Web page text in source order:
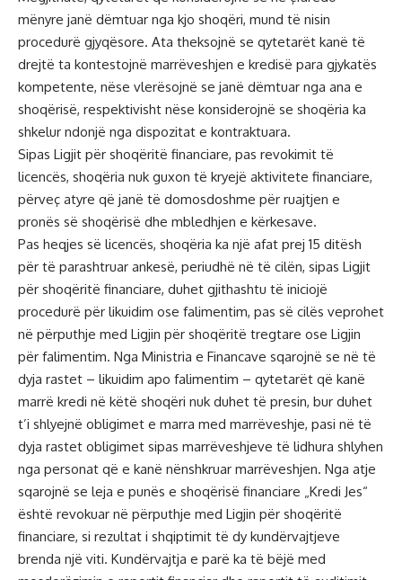
mënyre janë dëmtuar nga kjo shoqëri, mund të nisin
procedurë gjyqësore. Ata theksojnë se qytetarët kanë të
drejtë ta kontestojnë marrëveshjen e kredisë para gjykatës
kompetente, nëse vlerësojnë se janë dëmtuar nga ana e
shoqërisë, respektivisht nëse konsiderojnë se shoqëria ka
shkelur ndonjë nga dispozitat e kontraktuara.
Sipas Ligjit për shoqëritë financiare, pas revokimit të
licencës, shoqëria nuk guxon të kryejë aktivitete financiare,
përveç atyre që janë të domosdoshme për ruajtjen e
pronës së shoqërisë dhe mbledhjen e kërkesave.
Pas heqjes së licencës, shoqëria ka një afat prej 15 ditësh
për të parashtruar ankesë, periudhë në të cilën, sipas Ligjit
për shoqëritë financiare, duhet gjithashtu të iniciojë
procedurë për likuidim ose falimentim, pas së cilës veprohet
në përputhje med Ligjin për shoqëritë tregtare ose Ligjin
për falimentim. Nga Ministria e Financave sqarojnë se në të
dyja rastet – likuidim apo falimentim – qytetarët që kanë
marrë kredi në këtë shoqëri nuk duhet të presin, bur duhet
t’i shlyejnë obligimet e marra med marrëveshje, pasi në të
dyja rastet obligimet sipas marrëveshjeve të lidhura shlyhen
nga personat që e kanë nënshkruar marrëveshjen. Nga atje
sqarojnë se leja e punës e shoqërisë financiare „Kredi Jes“
është revokuar në përputhje med Ligjin për shoqëritë
financiare, si rezultat i shqiptimit të dy kundërvajtjeve
brenda një viti. Kundërvajtja e parë ka të bëjë med